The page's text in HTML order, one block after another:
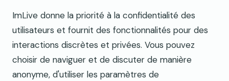
ImLive donne la priorité à la confidentialité des
utilisateurs et fournit des fonctionnalités pour des
interactions discrètes et privées. Vous pouvez
choisir de naviguer et de discuter de manière
anonyme, d'utiliser les paramètres de